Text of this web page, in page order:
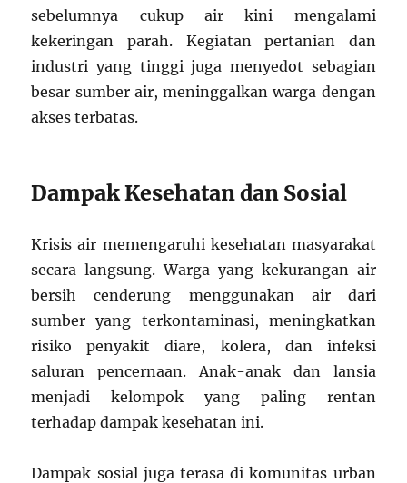
sebelumnya cukup air kini mengalami
kekeringan parah. Kegiatan pertanian dan
industri yang tinggi juga menyedot sebagian
besar sumber air, meninggalkan warga dengan
akses terbatas.
Dampak Kesehatan dan Sosial
Krisis air memengaruhi kesehatan masyarakat
secara langsung. Warga yang kekurangan air
bersih cenderung menggunakan air dari
sumber yang terkontaminasi, meningkatkan
risiko penyakit diare, kolera, dan infeksi
saluran pencernaan. Anak-anak dan lansia
menjadi kelompok yang paling rentan
terhadap dampak kesehatan ini.
Dampak sosial juga terasa di komunitas urban